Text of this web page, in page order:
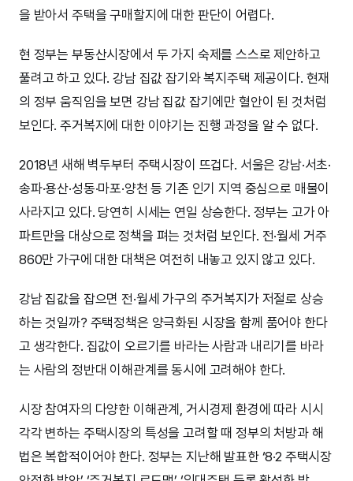
을 받아서 주택을 구매할지에 대한 판단이 어렵다.
현 정부는 부동산시장에서 두 가지 숙제를 스스로 제안하고
풀려고 하고 있다. 강남 집값 잡기와 복지주택 제공이다. 현재
의 정부 움직임을 보면 강남 집값 잡기에만 혈안이 된 것처럼
보인다. 주거복지에 대한 이야기는 진행 과정을 알 수 없다.
2018년 새해 벽두부터 주택시장이 뜨겁다. 서울은 강남·서초·
송파·용산·성동·마포·양천 등 기존 인기 지역 중심으로 매물이
사라지고 있다. 당연히 시세는 연일 상승한다. 정부는 고가 아
파트만을 대상으로 정책을 펴는 것처럼 보인다. 전·월세 거주
860만 가구에 대한 대책은 여전히 내놓고 있지 않고 있다.
강남 집값을 잡으면 전·월세 가구의 주거복지가 저절로 상승
하는 것일까? 주택정책은 양극화된 시장을 함께 품어야 한다
고 생각한다. 집값이 오르기를 바라는 사람과 내리기를 바라
는 사람의 정반대 이해관계를 동시에 고려해야 한다.
시장 참여자의 다양한 이해관계, 거시경제 환경에 따라 시시
각각 변하는 주택시장의 특성을 고려할 때 정부의 처방과 해
법은 복합적이어야 한다. 정부는 지난해 발표한 ‘8·2 주택시장